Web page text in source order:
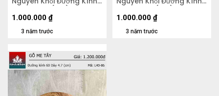
58 Dày 4,2 (cm)
3 năm trước
1.000.000 ₫
58 Dày 5,5 (cm)
3 năm trước
1.000.000 ₫